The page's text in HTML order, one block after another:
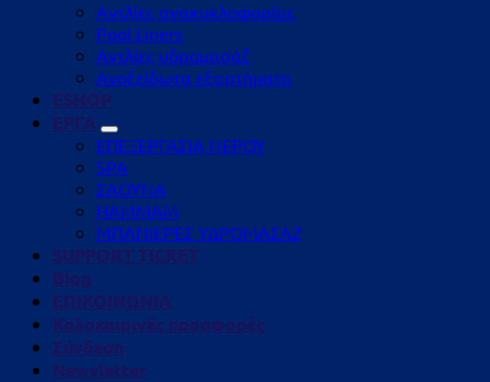
Αντλίες ανακυκλοφορίας
Pool Liners
Αντλίες υδρομασάζ
Ανοξείδωτα εξαρτήματα
ESHOP
ΕΡΓΑ
ΕΠΕΞΕΡΓΑΣΙΑ ΝΕΡΟΥ
SPA
ΣΑΟΥΝΑ
HAMMAM
ΜΠΑΝΙΕΡΕΣ ΥΔΡΟΜΑΣΑΖ
SUPPORT TICKET
Blog
ΕΠΙΚΟΙΝΩΝΙΑ
Καλοκαιρινές προσφορές
Σύνδεση
Newsletter